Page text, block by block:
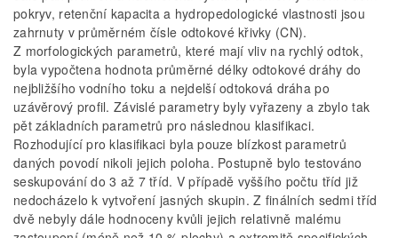
pokryv, retenční kapacita a hydropedologické vlastnosti jsou
zahrnuty v průměrném čísle odtokové křivky (CN).
Z morfologických parametrů, které mají vliv na rychlý odtok,
byla vypočtena hodnota průměrné délky odtokové dráhy do
nejbližšího vodního toku a nejdelší odtoková dráha po
uzávěrový profil. Závislé parametry byly vyřazeny a zbylo tak
pět základních parametrů pro následnou klasifikaci.
Rozhodující pro klasifikaci byla pouze blízkost parametrů
daných povodí nikoli jejich poloha. Postupně bylo testováno
seskupování do 3 až 7 tříd. V případě vyššího počtu tříd již
nedocházelo k vytvoření jasných skupin. Z finálních sedmi tříd
dvě nebyly dále hodnoceny kvůli jejich relativně malému